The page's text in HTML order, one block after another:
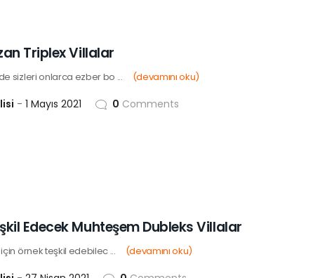
Triplex Villalar
sizleri onlarca ezber bo ... (devamını oku)
1 Mayıs 2021 0 Comments
Edecek Muhteşem Dubleks Villalar
örnek teşkil edebilec ... (devamını oku)